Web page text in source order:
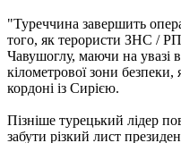
"Туреччина завершить
того, як терористи ЗНС /
Чавушоглу, маючи на увазі
кілометрової зони
кордоні із Сирією.
Пізніше турецький лідер
забути різкий лист